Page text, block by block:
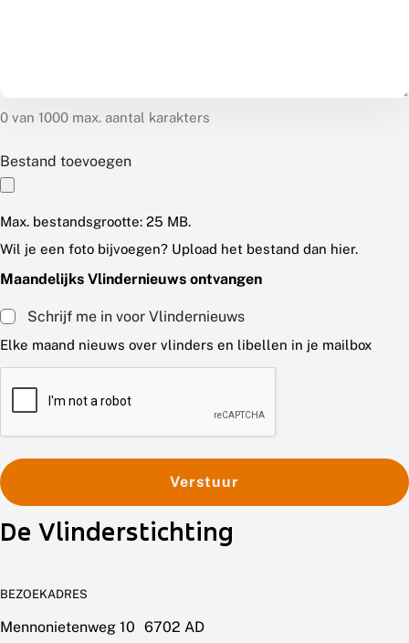
0 van 1000 max. aantal karakters
Bestand toevoegen
Max. bestandsgrootte: 25 MB.
Wil je een foto bijvoegen? Upload het bestand dan hier.
Maandelijks Vlindernieuws ontvangen
Schrijf me in voor Vlindernieuws
Elke maand nieuws over vlinders en libellen in je mailbox
C
C
A
Verstuur
De Vlinderstichting
BEZOEKADRES
Mennonietenweg 10 6702 AD